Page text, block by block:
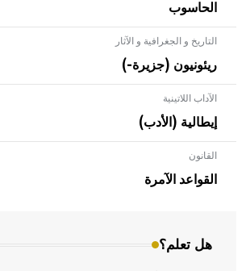
الحاسوب
التاريخ و الجغرافية و الآثار
ريئونيون (جزيرة-)
الآداب اللاتينية
إيطالية (الأدب)
القانون
القواعد الآمرة
هل تعلم؟
- هل تعلم أن الأبلق نوع من الفنون
بالعمارة الإسلامية في بلاد الشام ومصر
المعمار على بناء مداميكه وخاصة في الواجهات